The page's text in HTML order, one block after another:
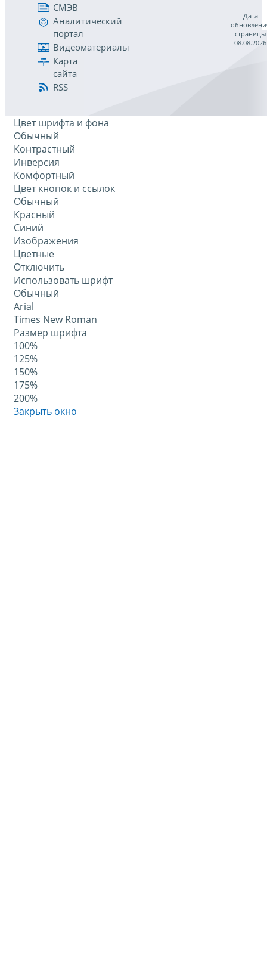
СМЭВ
Аналитический
портал
Видеоматериалы
Карта
сайта
RSS
Дата
страницы
08.08.2026
Цвет шрифта и фона
Обычный
Контрастный
Инверсия
Комфортный
Цвет кнопок и ссылок
Обычный
Красный
Синий
Изображения
Цветные
Отключить
Использовать шрифт
Обычный
Arial
Times New Roman
Размер шрифта
100%
125%
150%
175%
200%
Закрыть окно